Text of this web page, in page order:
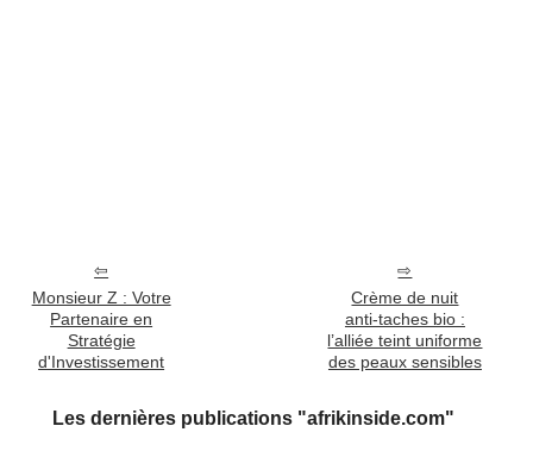
Monsieur Z : Votre
Partenaire en
Stratégie
d'Investissement
Crème de nuit
anti‑taches bio :
l’alliée teint uniforme
des peaux sensibles
Les dernières publications "afrikinside.com"